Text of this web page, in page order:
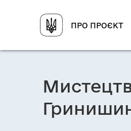
ПРО ПРОЄКТ